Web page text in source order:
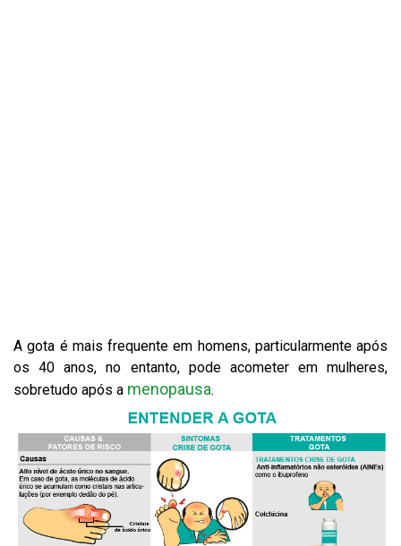
A gota é mais frequente em homens, particularmente após
os 40 anos, no entanto, pode acometer em mulheres,
sobretudo após a menopausa.